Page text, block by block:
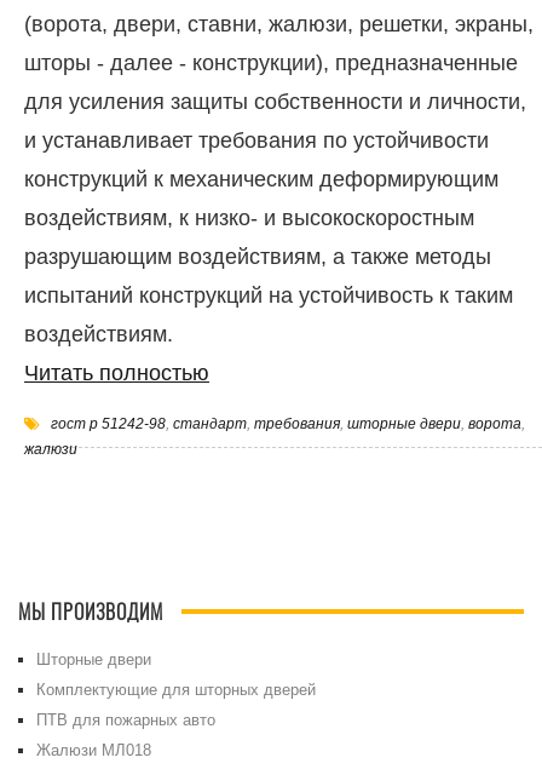
(ворота, двери, ставни, жалюзи, решетки, экраны,
шторы - далее - конструкции), предназначенные
для усиления защиты собственности и личности,
и устанавливает требования по устойчивости
конструкций к механическим деформирующим
воздействиям, к низко- и высокоскоростным
разрушающим воздействиям, а также методы
испытаний конструкций на устойчивость к таким
воздействиям.
Читать полностью
гост р 51242-98, стандарт, требования, шторные двери, ворота,
жалюзи
МЫ ПРОИЗВОДИМ
Шторные двери
Комплектующие для шторных дверей
ПТВ для пожарных авто
Жалюзи МЛ018